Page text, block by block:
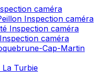
caméra
Inspection caméra
Inspection caméra
Inspection caméra
Cap-Martin
Turbie